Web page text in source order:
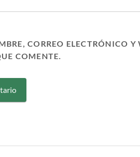
CORREO ELECTRÓNICO Y
COMENTE.